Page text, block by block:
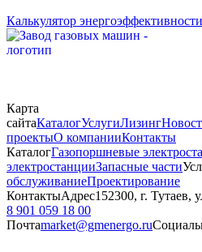
Калькулятор энергоэффективности
Карта
сайтаКаталогУслугиЛизинг
проектыО компанииКонтакты
КаталогГазопоршневые
электростанцииЗапасные части
обслуживаниеПроектирование
КонтактыАдрес152300, г. Тутаев,
8 901 059 18 00
Почтаmarket@gmenergo.ru